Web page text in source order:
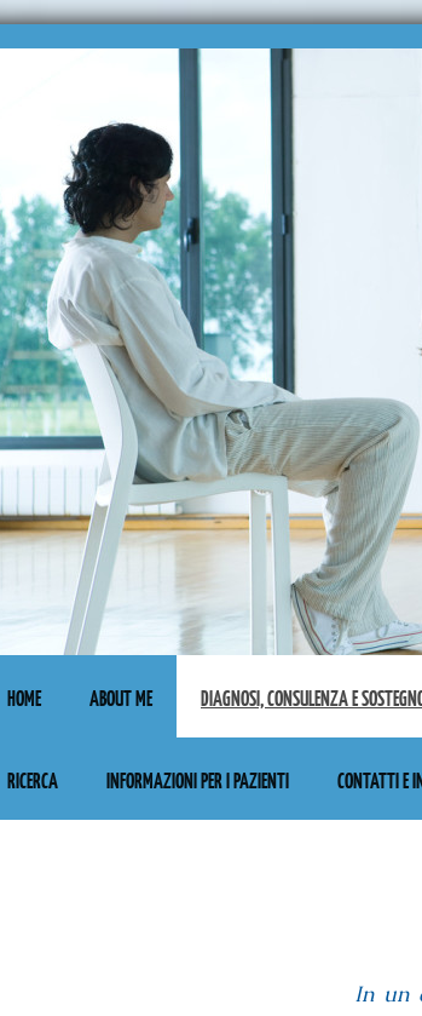
HOME ABOUT ME DIAGNOSI, CONSULENZA E
RICERCA INFORMAZIONI PER I PAZIENTI CONTATTI E
In un